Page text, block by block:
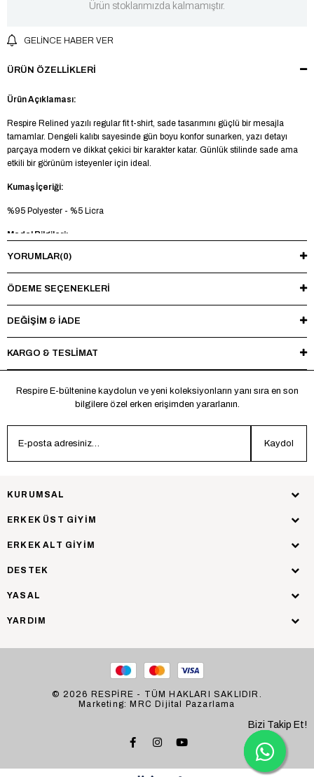
Ürün stoklarımızda kalmamıştır.
GELINCE HABER VER
ÜRÜN ÖZELLIKLERI
Ürün Açıklaması:
Respire Relined yazılı regular fit t-shirt, sade tasarımını güçlü bir mesajla
tamamlar. Dengeli kalıbı sayesinde gün boyu konfor sunarken, yazı detayı
parçaya modern ve dikkat çekici bir karakter katar. Günlük stilinde sade ama
etkili bir görünüm isteyenler için ideal.
Kumaş İçeriği:
%95 Polyester - %5 Licra
Model Bilgileri:
Boy 185 cm - Kilo 73 kg - Manken üzerinde M beden mevcuttur.
Yıkama Talimatı:
Maksimum 30°C’de tersten yıkayınız, ağartıcı ve kurutucu kullanmayınız.
Ütüleme sırasında baskı ve nakışlı bölgelere doğrudan ısı uygulamaktan
*Made in Türkiye
YORUMLAR(0)
ÖDEME SEÇENEKLERI
DEĞİŞİM & İADE
KARGO & TESLİMAT
Respire E-bültenine kaydolun ve yeni koleksiyonların yanı sıra en son
bilgilere özel erken erişimden yararlanın.
Kaydol
KURUMSAL
ERKEK ÜST GİYİM
ERKEK ALT GİYİM
DESTEK
YASAL
YARDIM
© 2026 RESPİRE - TÜM HAKLARI SAKLIDIR.
Marketing: MRC Dijital Pazarlama
Bizi Takip Et!